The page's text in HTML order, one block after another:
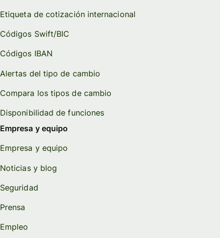
Etiqueta de cotización internacional
Códigos Swift/BIC
Códigos IBAN
Alertas del tipo de cambio
Compara los tipos de cambio
Disponibilidad de funciones
Empresa y equipo
Empresa y equipo
Noticias y blog
Seguridad
Prensa
Empleo